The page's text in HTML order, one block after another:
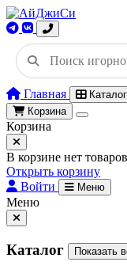
Главная
Каталог
Корзина
Корзина
В корзине нет товаров
Открыть корзину
Войти
Меню
Меню
Каталог Показать